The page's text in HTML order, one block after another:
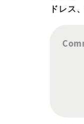
ドレス